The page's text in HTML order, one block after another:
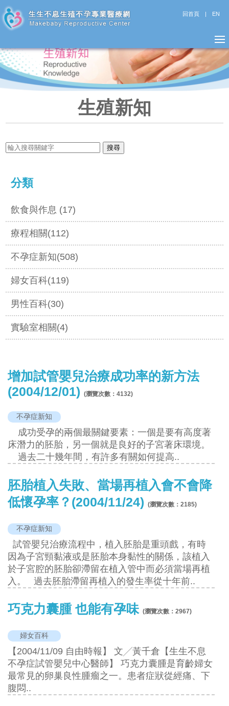
回首頁| EN
生殖新知
分類
飲食與作息 (17)
療程相關(112)
不孕症新知(508)
婦女百科(119)
男性百科(30)
實驗室相關(4)
增加試管嬰兒治療成功率的新方法
(2004/12/01) (瀏覽次數：4132)
不孕症新知
成功受孕的兩個最關鍵要素：一個是要有高度著
床潛力的胚胎，另一個就是良好的子宮著床環境。
過去二十幾年間，有許多有關如何提高..
胚胎植入失敗、當場再植入會不會降
低懷孕率？(2004/11/24) (瀏覽次數：2185)
不孕症新知
試管嬰兒治療流程中，植入胚胎是重頭戲，有時
因為子宮頸黏液或是胚胎本身黏性的關係，該植入
於子宮腔的胚胎卻滯留在植入管中而必須當場再植
入。 過去胚胎滯留再植入的發生率從十年前..
巧克力囊腫 也能有孕味 (瀏覽次數：2967)
婦女百科
【2004/11/09 自由時報】 文╱黃千倉【生生不息
不孕症試管嬰兒中心醫師】 巧克力囊腫是育齡婦女
最常見的卵巢良性腫瘤之一。患者症狀從經痛、下
腹悶..